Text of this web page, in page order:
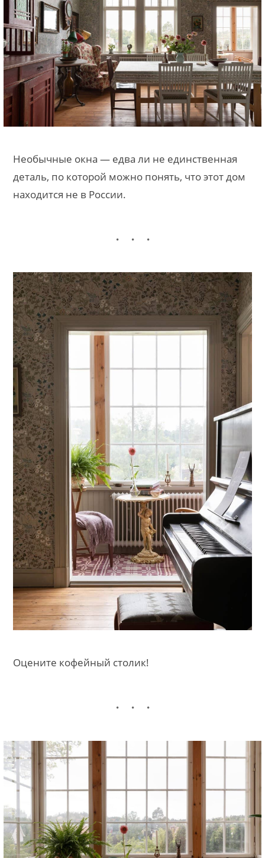
Необычные окна — едва ли не единственная
деталь, по которой можно понять, что этот дом
находится не в России.
Оцените кофейный столик!